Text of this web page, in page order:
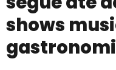
shows